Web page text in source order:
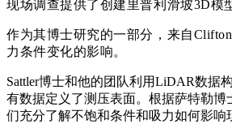
现场调查提供了创建里普利滑坡3D
作为其博士研究的一部分，来自
力条件变化的影响。
Sattler博士和他的团队利用LiDAR数据
有数据定义了测压表面。根据萨特勒博
们充分了解不饱和条件和吸力如何影响